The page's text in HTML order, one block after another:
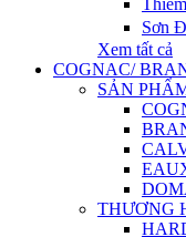
Sơn
Xem tất cả
COGNAC/
SẢN
THƯƠNG